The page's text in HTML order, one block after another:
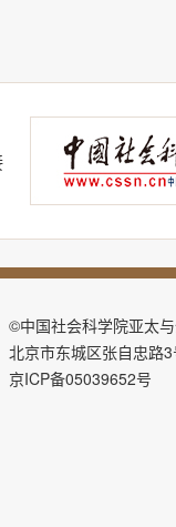
©中国社会科学院亚太
北京市东城区张自忠路
京ICP备05039652号